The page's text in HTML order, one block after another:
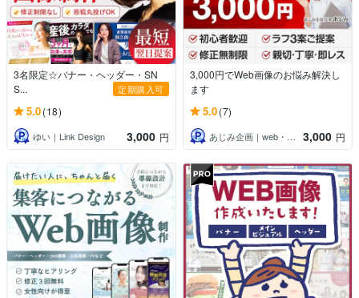
3名限定☆バナー・ヘッダー・SN
S...
定期購入可
5.0(18)
ゆい｜Link Design 3,000 円
3,000円でWeb画像のお悩み解決し
ます
5.0(7)
あじみ企画｜web・グラフィックデザイン 3,000 円